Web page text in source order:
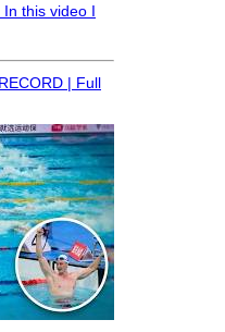
this video I
| Full